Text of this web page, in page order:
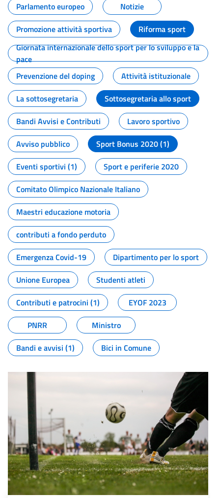
Parlamento europeo
Notizie
Promozione attività sportiva
Riforma sport
Giornata internazionale dello sport per lo sviluppo e la
pace
Prevenzione del doping
Attività istituzionale
La sottosegretaria
Sottosegretaria allo sport
Bandi Avvisi e Contributi
Lavoro sportivo
Avviso pubblico
Sport Bonus 2020 (1)
Eventi sportivi (1)
Sport e periferie 2020
Comitato Olimpico Nazionale Italiano
Maestri educazione motoria
contributi a fondo perduto
Emergenza Covid-19
Dipartimento per lo sport
Unione Europea
Studenti atleti
Contributi e patrocini (1)
EYOF 2023
PNRR
Ministro
Bandi e avvisi (1)
Bici in Comune